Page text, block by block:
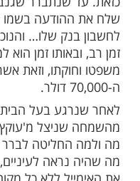
מעשה שמענו
שבארה''ב,
מנהל משרד גדול
כמה נשים מהקהילה.
מאחת העובדות,
הודעת אימייל
סכום של 70,000
לפני שהיא